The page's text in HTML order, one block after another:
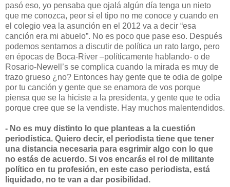
pasó eso, yo pensaba que ojalá algún día tenga un nieto
que me conozca, peor si el tipo no me conoce y cuando en
el colegio vea la asunción en el 2012 va a decir “esa
canción era mi abuelo”. No es poco que pase eso. Después
podemos sentarnos a discutir de política un rato largo, pero
en épocas de Boca-River –políticamente hablando- o de
Rosario-Newell’s se complica cuando la mirada es muy de
trazo grueso ¿no? Entonces hay gente que te odia de golpe
por tu canción y gente que se enamora de vos porque
piensa que se la hiciste a la presidenta, y gente que te odia
porque cree que se la vendiste. Hay muchos malentendidos.
- No es muy distinto lo que planteas a la cuestión
periodística. Quiero decir, el periodista tiene que tener
una distancia necesaria para esgrimir algo con lo que
no estás de acuerdo. Si vos encarás el rol de militante
político en tu profesión, en este caso periodista, está
liquidado, no te van a dar posibilidad.